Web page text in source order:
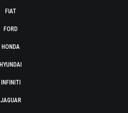
FIAT
FORD
HONDA
HYUNDAI
INFINITI
JAGUAR